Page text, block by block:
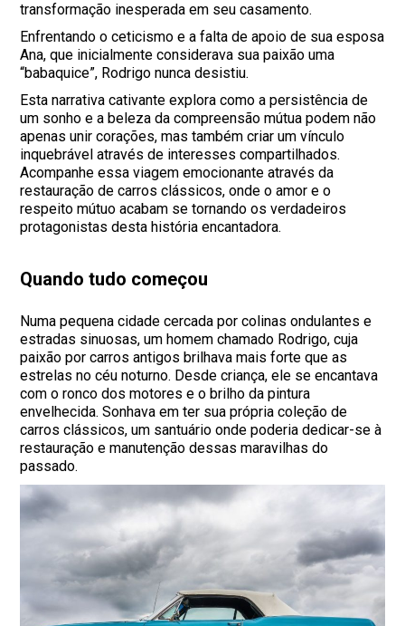
transformação inesperada em seu casamento.
Enfrentando o ceticismo e a falta de apoio de sua esposa
Ana, que inicialmente considerava sua paixão uma
“babaquice”, Rodrigo nunca desistiu.
Esta narrativa cativante explora como a persistência de
um sonho e a beleza da compreensão mútua podem não
apenas unir corações, mas também criar um vínculo
inquebrável através de interesses compartilhados.
Acompanhe essa viagem emocionante através da
restauração de carros clássicos, onde o amor e o
respeito mútuo acabam se tornando os verdadeiros
protagonistas desta história encantadora.
Quando tudo começou
Numa pequena cidade cercada por colinas ondulantes e
estradas sinuosas, um homem chamado Rodrigo, cuja
paixão por carros antigos brilhava mais forte que as
estrelas no céu noturno. Desde criança, ele se encantava
com o ronco dos motores e o brilho da pintura
envelhecida. Sonhava em ter sua própria coleção de
carros clássicos, um santuário onde poderia dedicar-se à
restauração e manutenção dessas maravilhas do
passado.